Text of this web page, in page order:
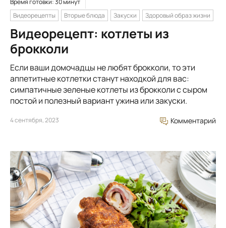
Время готовки: 30 минут
Видеорецепты
Вторые блюда Закуски Здоровый образ жизни
Видеорецепт: котлеты из
брокколи
Если ваши домочадцы не любят брокколи, то эти
аппетитные котлетки станут находкой для вас:
симпатичные зеленые котлеты из брокколи с сыром
постой и полезный вариант ужина или закуски.
4 сентября, 2023 Комментарий